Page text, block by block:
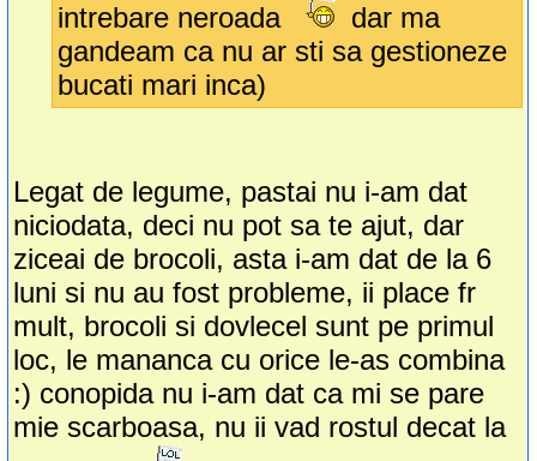
intrebare neroada
dar ma
gandeam ca nu ar sti sa gestioneze
bucati mari inca)
Legat de legume, pastai nu i-am dat
niciodata, deci nu pot sa te ajut, dar
ziceai de brocoli, asta i-am dat de la 6
luni si nu au fost probleme, ii place fr
mult, brocoli si dovlecel sunt pe primul
loc, le mananca cu orice le-as combina
:) conopida nu i-am dat ca mi se pare
mie scarboasa, nu ii vad rostul decat la